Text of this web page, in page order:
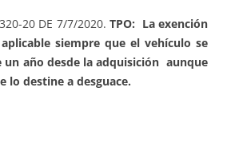
20 DE 7/7/2020. TPO: La exención
siempre que el vehículo se
un año desde la adquisición aunque
lo destine a desguace.